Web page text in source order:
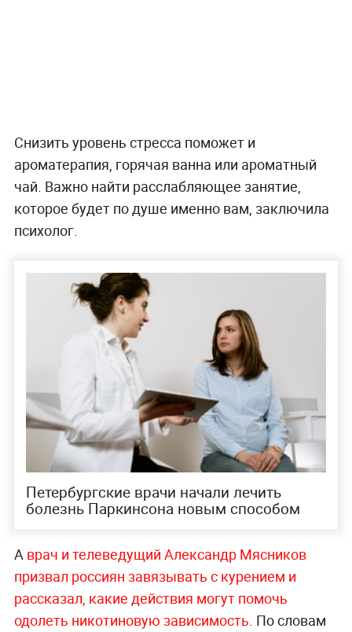
Снизить уровень стресса поможет и
ароматерапия, горячая ванна или ароматный
чай. Важно найти расслабляющее занятие,
которое будет по душе именно вам, заключила
психолог.
Петербургские врачи начали лечить
болезнь Паркинсона новым способом
А врач и телеведущий Александр Мясников
призвал россиян завязывать с курением и
рассказал, какие действия могут помочь
одолеть никотиновую зависимость. По словам